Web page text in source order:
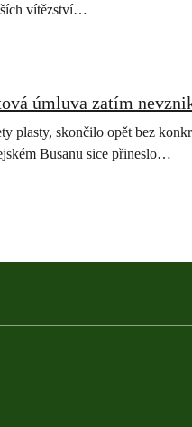
vítězství…
úmluva zatím
plasty, skončilo opět bez
Busanu sice přineslo…